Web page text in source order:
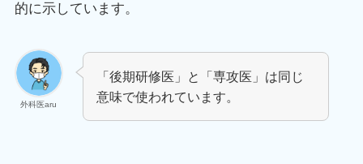
的に示しています。
外科医aru
「後期研修医」と「専攻医」は同じ
意味で使われています。